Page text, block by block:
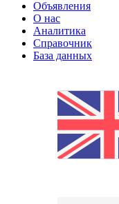
Объявления
О нас
Аналитика
Справочник
База данных